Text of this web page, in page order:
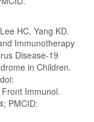
HC, Yang KD.
Immunotherapy
Disease-19
in Children.
Immunol.
PMCID: